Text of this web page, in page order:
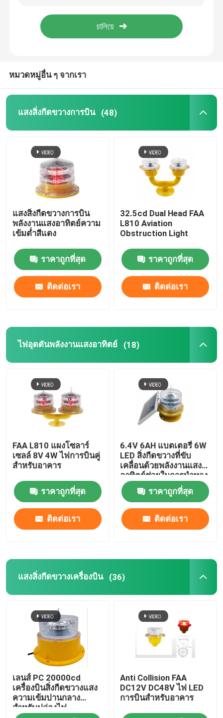
ทัวร์โรงงาน
แสงสิ่งกีดขวางการบิน
ไฟอุดตันพลังงานแสงอาทิตย์
แสงสิ่งกีดขวางเครื่องบิน
ลานจอดเฮลิคอปเตอร์ลานจอดเฮลิคอปเตอร์
โคมไฟมารีน
ไฟเตือนการจราจรพลังงานแสงอาทิตย์
ตัวควบคุมแสงสิ่งกีดขวาง
ไฟเตือนเครื่องบิน
ไฟแผ่นเฮลิคอปเตอร์
ไฟนำทางพลังงานแสงอาทิตย์
หมวดหมู่อื่น ๆ จากเรา
แสงสิ่งกีดขวางการบิน (48)
แสงสิ่งกีดขวางการบิน
พลังงานแสงอาทิตย์ความ
เข้มต่ำสีแดง
ราคาถูกที่สุด
ติดต่อเรา
32.5cd Dual Head FAA
L810 Aviation
Obstruction Light
ราคาถูกที่สุด
ติดต่อเรา
ไฟอุดตันพลังงานแสงอาทิตย์ (18)
FAA L810 แผงโซลาร์
เซลล์ 8V 4W ไฟการบินคู่
สำหรับอาคาร
ราคาถูกที่สุด
ติดต่อเรา
6.4V 6AH แบตเตอรี่ 6W
LED สิ่งกีดขวางที่ขับ
เคลื่อนด้วยพลังงานแสง
อาทิตย์ช่วยในการนำทาง
ราคาถูกที่สุด
ติดต่อเรา
แสงสิ่งกีดขวางเครื่องบิน (36)
เลนส์ PC 20000cd
เครื่องบินสิ่งกีดขวางแสง
ความเข้มปานกลาง
สำหรับปล่องไฟ
Anti Collision FAA
DC12V DC48V ไฟ LED
การบินสำหรับอาคาร